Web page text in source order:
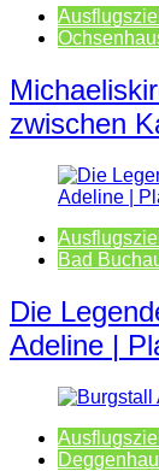
zwischen
Bad
Die
Adeline |